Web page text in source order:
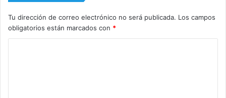
Tu dirección de correo electrónico no será publicada. Los campos
obligatorios están marcados con *